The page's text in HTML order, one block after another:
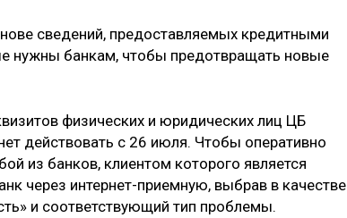
сведений, предоставляемых кредитными
нужны банкам, чтобы предотвращать новые
физических и юридических лиц ЦБ
действовать с 26 июля. Чтобы оперативно
из банков, клиентом которого является
через интернет-приемную, выбрав в качестве
и соответствующий тип проблемы.